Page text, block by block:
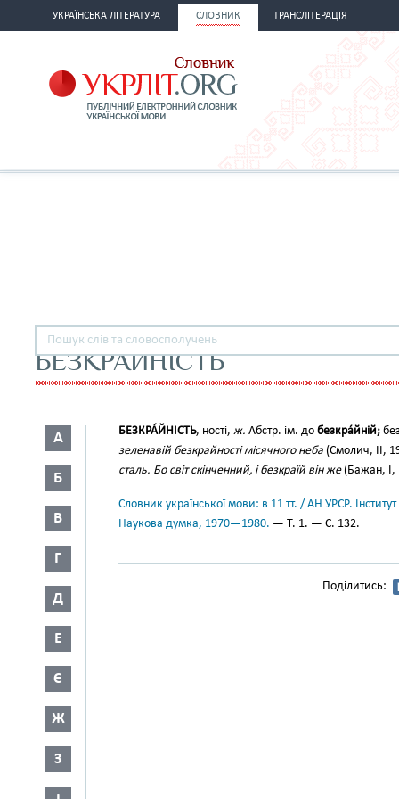
УКРАЇНСЬКА ЛІТЕРАТУРА СЛОВНИК ТРАНСЛІТЕРАЦІЯ
БЕЗКРАЙНІСТЬ
А
Б
В
Г
Д
Е
Є
Ж
З
БЕЗКРА́ЙНІСТЬ, ності, ж. Абстр. ім. до безкра́йній;
зеленавій безкрайності місячного неба (Смолич, II,
сталь. Бо світ скінченний, і безкраїй він же(Бажан, І,
Словник української мови: в 11 тт. / АН УРСР.
Наукова думка, 1970—1980. — Т. 1. — С. 132.
Поділитись: